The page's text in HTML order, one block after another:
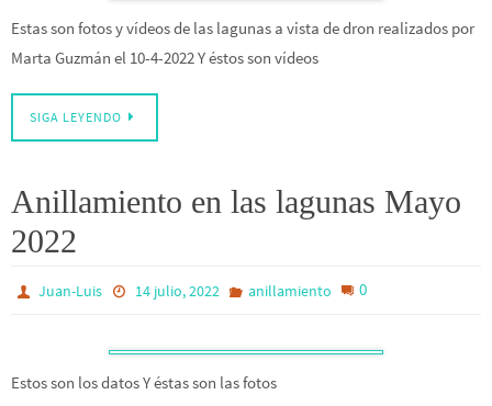
Estas son fotos y vídeos de las lagunas a vista de dron realizados por
Marta Guzmán el 10-4-2022 Y éstos son vídeos
SIGA LEYENDO
Anillamiento en las lagunas Mayo
2022
Juan-Luis 14 julio, 2022 anillamiento 0
Estos son los datos Y éstas son las fotos